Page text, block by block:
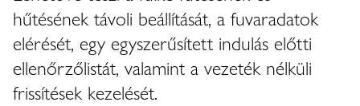
hűtésének távoli beállítását, a fuvaradatok
elérését, egy egyszerűsített indulás előtti
ellenőrzőlistát, valamint a vezeték nélküli
frissítések kezelését.